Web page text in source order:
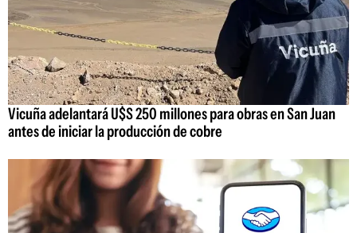
Vicuña adelantará U$S 250 millones para obras en San Juan
antes de iniciar la producción de cobre